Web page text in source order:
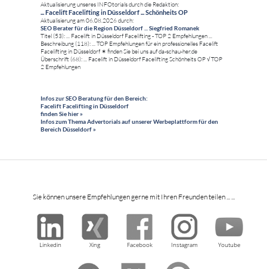
Aktualisierung unseres INFOtorials durch die Redaktion:
... Facelift Facelifting in Düsseldorf ... Schönheits OP
Aktualisierung am 06.08.2026 durch:
SEO Berater für die Region Düsseldorf ... Siegfried Romanek
Titel (53): ... Facelift in Düsseldorf Facelifting - TOP 2 Empfehlungen ...
Beschreibung (118): ... TOP Empfehlungen für ein professionelles Facelift
Facelifting in Düsseldorf ✶ finden Sie bei uns auf da-schau-her.de
Überschrift (68): ... Facelift in Düsseldorf Facelifting Schönheits OP √ TOP
2 Empfehlungen
Infos zur SEO Beratung für den Bereich:
Facelift Facelifting in Düsseldorf
finden Sie hier »
Infos zum Thema Advertorials auf unserer Werbeplattform für den
Bereich Düsseldorf »
Sie können unsere Empfehlungen gerne mit Ihren Freunden teilen ... ...
Linkedin Xing Facebook Instagram Youtube